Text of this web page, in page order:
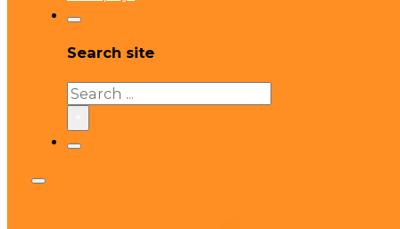
Search site
Search